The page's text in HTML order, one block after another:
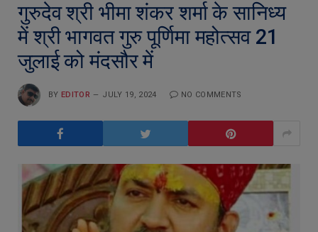
गुरुदेव श्री भीमा शंकर शर्मा के सानिध्य
में श्री भागवत गुरु पूर्णिमा महोत्सव 21
जुलाई को मंदसौर में
BY EDITOR JULY 19, 2024 NO COMMENTS